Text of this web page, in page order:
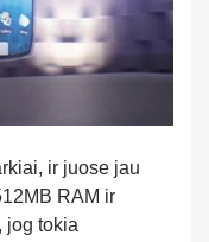
ir juose jau
RAM ir
jog tokia